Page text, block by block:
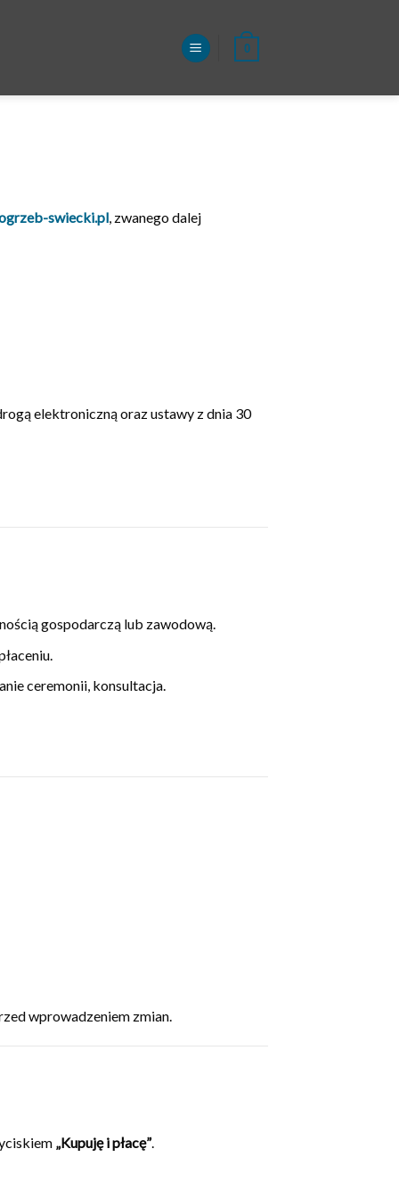
0
swiecki.pl, zwanego dalej
elektroniczną oraz ustawy z dnia 30
gospodarczą lub zawodową.
ceremonii, konsultacja.
wprowadzeniem zmian.
„Kupuję i płacę”.